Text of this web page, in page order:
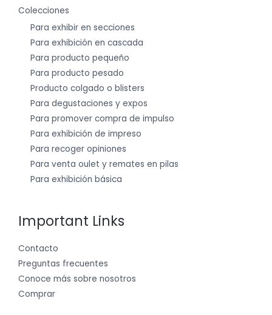
Colecciones
Para exhibir en secciones
Para exhibición en cascada
Para producto pequeño
Para producto pesado
Producto colgado o blisters
Para degustaciones y expos
Para promover compra de impulso
Para exhibición de impreso
Para recoger opiniones
Para venta oulet y remates en pilas
Para exhibición básica
Important Links
Contacto
Preguntas frecuentes
Conoce más sobre nosotros
Comprar